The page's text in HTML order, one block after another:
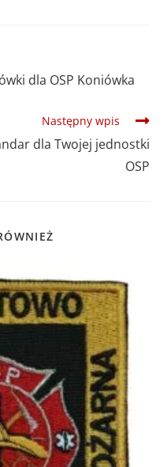
dla OSP Koniówka
Następny wpis
dla Twojej jednostki
OSP